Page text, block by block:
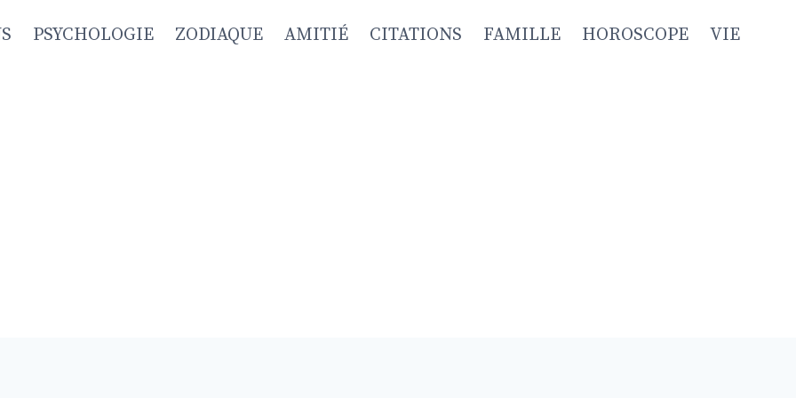
PSYCHOLOGIE ZODIAQUE AMITIÉ CITATIONS FAMILLE HOROSCOPE VIE